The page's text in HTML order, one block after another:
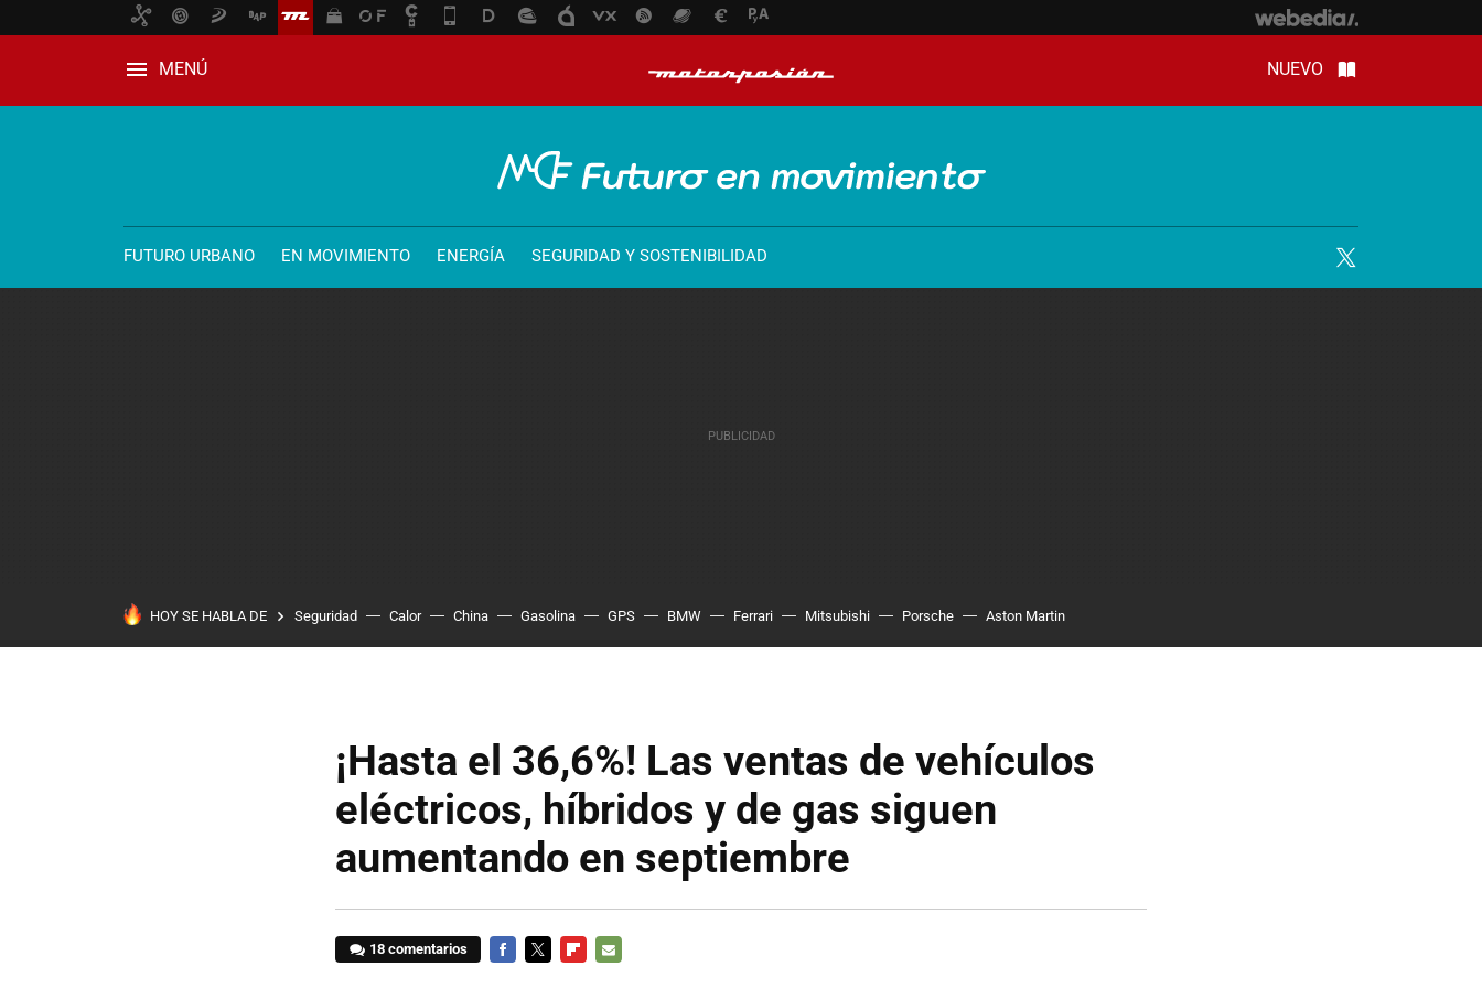
MENÚ NUEVO
FUTURO URBANO EN MOVIMIENTO ENERGÍA SEGURIDAD Y SOSTENIBILIDAD
HOY SE HABLA DE Seguridad Calor China Gasolina GPS BMW Ferrari Mitsubishi Porsche Aston Martin
¡Hasta el 36,6%! Las ventas de vehículos
eléctricos, híbridos y de gas siguen
aumentando en septiembre
18 comentarios